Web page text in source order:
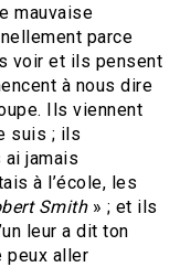
mauvaise
parce
voir et ils pensent
à nous dire
Ils viennent
suis ; ils
jamais
à l’école, les
Smith» ; et ils
leur a dit ton
peux aller